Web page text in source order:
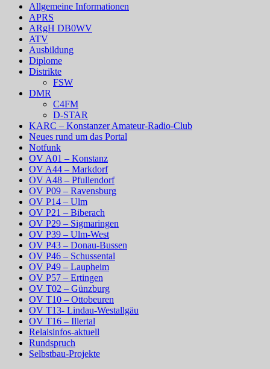
Allgemeine Informationen
APRS
ARgH DB0WV
ATV
Ausbildung
Diplome
Distrikte
FSW
DMR
C4FM
D-STAR
KARC – Konstanzer Amateur-Radio-Club
Neues rund um das Portal
Notfunk
OV A01 – Konstanz
OV A44 – Markdorf
OV A48 – Pfullendorf
OV P09 – Ravensburg
OV P14 – Ulm
OV P21 – Biberach
OV P29 – Sigmaringen
OV P39 – Ulm-West
OV P43 – Donau-Bussen
OV P46 – Schussental
OV P49 – Laupheim
OV P57 – Ertingen
OV T02 – Günzburg
OV T10 – Ottobeuren
OV T13- Lindau-Westallgäu
OV T16 – Illertal
Relaisinfos-aktuell
Rundspruch
Selbstbau-Projekte